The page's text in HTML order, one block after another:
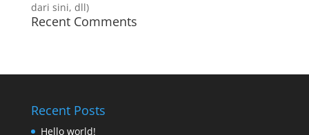
dari sini, dll)
Recent Comments
Recent Posts
Hello world!